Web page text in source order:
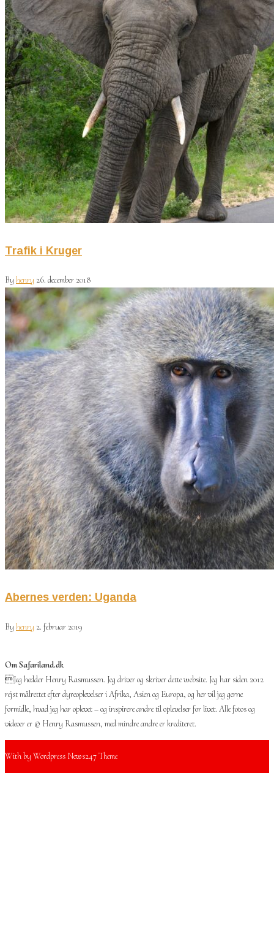
Trafik i Kruger
By henry 26. december 2018
Abernes verden: Uganda
By henry 2. februar 2019
Om Safariland.dk
Jeg hedder Henry Rasmussen. Jeg driver og skriver dette website. Jeg har siden 2012
rejst målrettet efter dyreoplevelser i Afrika, Asien og Europa, og her vil jeg gerne
formidle, hvad jeg har oplevet – og inspirere andre til oplevelser for livet. Alle fotos og
videoer er © Henry Rasmussen, med mindre andre er krediteret.
Withby Wordpress News247 Theme